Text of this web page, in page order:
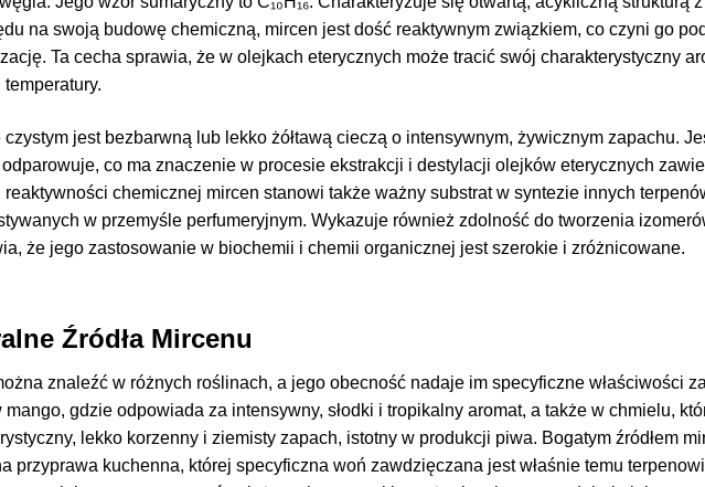
na swoją budowę chemiczną, mircen jest dość reaktywnym związkiem, co czyni go
Ta cecha sprawia, że w olejkach eterycznych może tracić swój charakterystyczny
czystym jest bezbarwną lub lekko żółtawą cieczą o intensywnym, żywicznym zapachu.
odparowuje, co ma znaczenie w procesie ekstrakcji i destylacji olejków eterycznych
chemicznej mircen stanowi także ważny substrat w syntezie innych
w przemyśle perfumeryjnym. Wykazuje również zdolność do tworzenia
że jego zastosowanie w biochemii i chemii organicznej jest szerokie i zróżnicowane.
Źródła Mircenu
znaleźć w różnych roślinach, a jego obecność nadaje im specyficzne właściwości
mango, gdzie odpowiada za intensywny, słodki i tropikalny aromat, a także w chmielu,
lekko korzenny i ziemisty zapach, istotny w produkcji piwa. Bogatym źródłem
przyprawa kuchenna, której specyficzna woń zawdzięczana jest właśnie temu